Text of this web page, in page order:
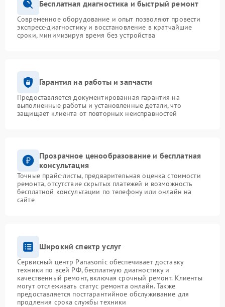
Бесплатная диагностика и быстрый ремонт
Современное оборудование и опыт позволяют провести
экспресс-диагностику и восстановление в кратчайшие
сроки, минимизируя время без устройства
Гарантия на работы и запчасти
Предоставляется документированная гарантия на
выполненные работы и установленные детали, что
защищает клиента от повторных неисправностей
Прозрачное ценообразование и бесплатная
консультация
Точные прайс-листы, предварительная оценка стоимости
ремонта, отсутствие скрытых платежей и возможность
бесплатной консультации по телефону или онлайн на
сайте
Широкий спектр услуг
Сервисный центр Panasonic обеспечивает доставку
техники по всей РФ, бесплатную диагностику и
качественный ремонт, включая срочный ремонт. Клиенты
могут отслеживать статус ремонта онлайн. Также
предоставляется постгарантийное обслуживание для
продления срока службы техники